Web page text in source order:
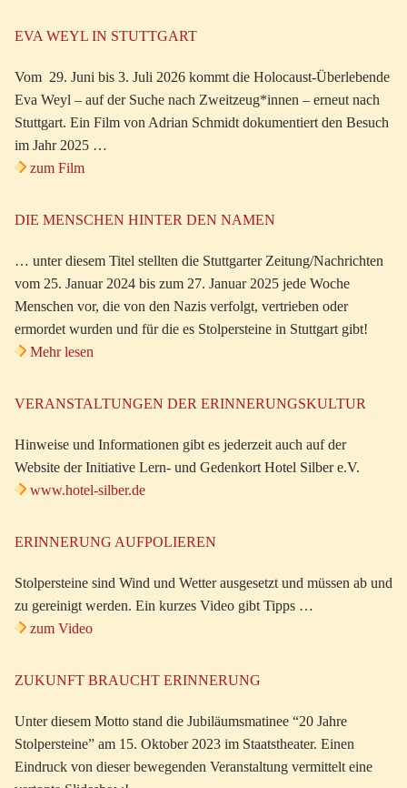
EVA WEYL IN STUTTGART
Vom 29. Juni bis 3. Juli 2026 kommt die Holocaust-Überlebende
Eva Weyl – auf der Suche nach Zweitzeug*innen – erneut nach
Stuttgart. Ein Film von Adrian Schmidt dokumentiert den Besuch
im Jahr 2025 …
zum Film
DIE MENSCHEN HINTER DEN NAMEN
… unter diesem Titel stellten die Stuttgarter Zeitung/Nachrichten
vom 25. Januar 2024 bis zum 27. Januar 2025 jede Woche
Menschen vor, die von den Nazis verfolgt, vertrieben oder
ermordet wurden und für die es Stolpersteine in Stuttgart gibt!
Mehr lesen
VERANSTALTUNGEN DER ERINNERUNGSKULTUR
Hinweise und Informationen gibt es jederzeit auch auf der
Website der Initiative Lern- und Gedenkort Hotel Silber e.V.
www.hotel-silber.de
ERINNERUNG AUFPOLIEREN
Stolpersteine sind Wind und Wetter ausgesetzt und müssen ab und
zu gereinigt werden. Ein kurzes Video gibt Tipps …
zum Video
ZUKUNFT BRAUCHT ERINNERUNG
Unter diesem Motto stand die Jubiläumsmatinee “20 Jahre
Stolpersteine” am 15. Oktober 2023 im Staatstheater. Einen
Eindruck von dieser bewegenden Veranstaltung vermittelt eine